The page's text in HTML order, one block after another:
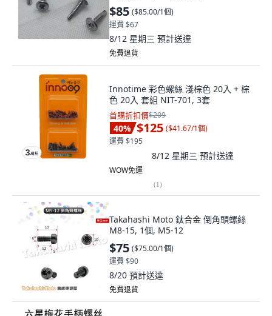
$85 ($85.00/1個)
運費 $67
8/12 星期三 預計送達
免費退貨
Innotime 彩色螺絲 淺棕色 20入 + 棕
色 20入 套組 NIT-701, 3套
首購折扣價$209
40% $125 ($41.67/1個)
運費 $195
8/12 星期三 預計送達
WOW免運
(1)
Takahashi Moto 鈦合金 倒角頭螺絲
M8-15, 1個, M5-12
$75 ($75.00/1個)
運費 $90
8/20 預計送達
免費退貨